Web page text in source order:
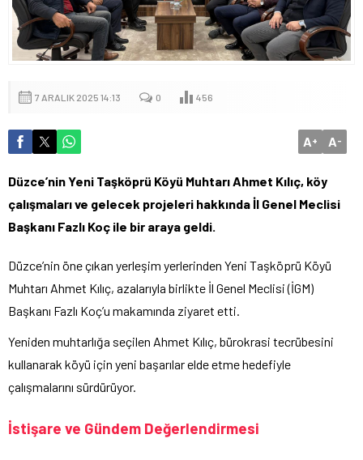
7 ARALIK 2025 14:13 0 456
A+ A-
Düzce’nin Yeni Taşköprü Köyü Muhtarı Ahmet Kılıç, köy
çalışmaları ve gelecek projeleri hakkında İl Genel Meclisi
Başkanı Fazlı Koç ile bir araya geldi.
Düzce’nin öne çıkan yerleşim yerlerinden Yeni Taşköprü Köyü
Muhtarı Ahmet Kılıç, azalarıyla birlikte İl Genel Meclisi (İGM)
Başkanı Fazlı Koç’u makamında ziyaret etti.
Yeniden muhtarlığa seçilen Ahmet Kılıç, bürokrasi tecrübesini
kullanarak köyü için yeni başarılar elde etme hedefiyle
çalışmalarını sürdürüyor.
İstişare ve Gündem Değerlendirmesi